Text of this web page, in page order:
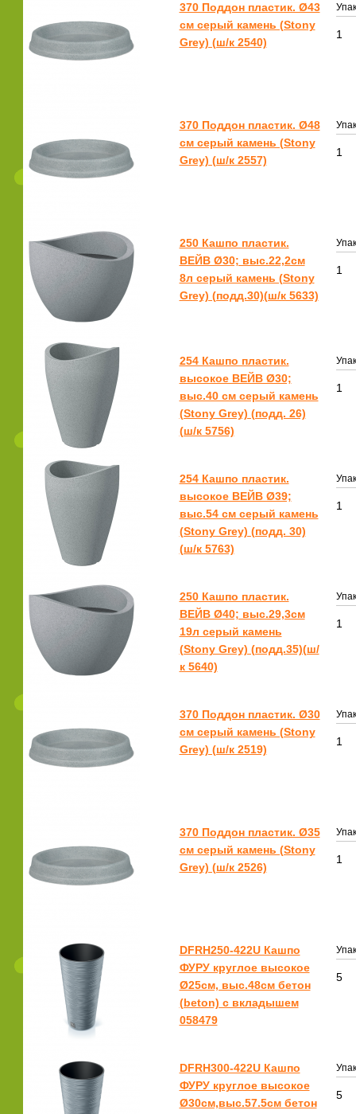
370 Поддон пластик. Ø43
см серый камень (Stony
Grey) (ш/к 2540)
1
370 Поддон пластик. Ø48
см серый камень (Stony
Grey) (ш/к 2557)
1
250 Кашпо пластик.
ВЕЙВ Ø30; выс.22,2см
8л серый камень (Stony
Grey) (подд.30)(ш/к 5633)
1
254 Кашпо пластик.
высокое ВЕЙВ Ø30;
выс.40 см серый камень
(Stony Grey) (подд. 26)
(ш/к 5756)
1
254 Кашпо пластик.
высокое ВЕЙВ Ø39;
выс.54 см серый камень
(Stony Grey) (подд. 30)
(ш/к 5763)
1
250 Кашпо пластик.
ВЕЙВ Ø40; выс.29,3см
19л серый камень
(Stony Grey) (подд.35)(ш/
к 5640)
1
370 Поддон пластик. Ø30
см серый камень (Stony
Grey) (ш/к 2519)
1
370 Поддон пластик. Ø35
см серый камень (Stony
Grey) (ш/к 2526)
1
DFRH250-422U Кашпо
ФУРУ круглое высокое
Ø25см, выс.48см бетон
(beton) с вкладышем
058479
5
DFRH300-422U Кашпо
ФУРУ круглое высокое
Ø30см,выс.57.5см бетон
5